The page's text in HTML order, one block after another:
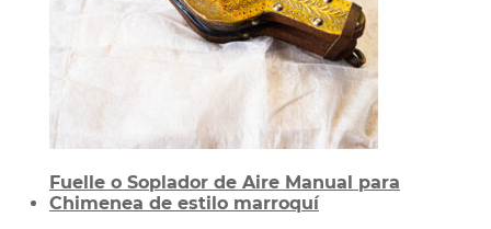
Fuelle o Soplador de Aire Manual para
Chimenea de estilo marroquí